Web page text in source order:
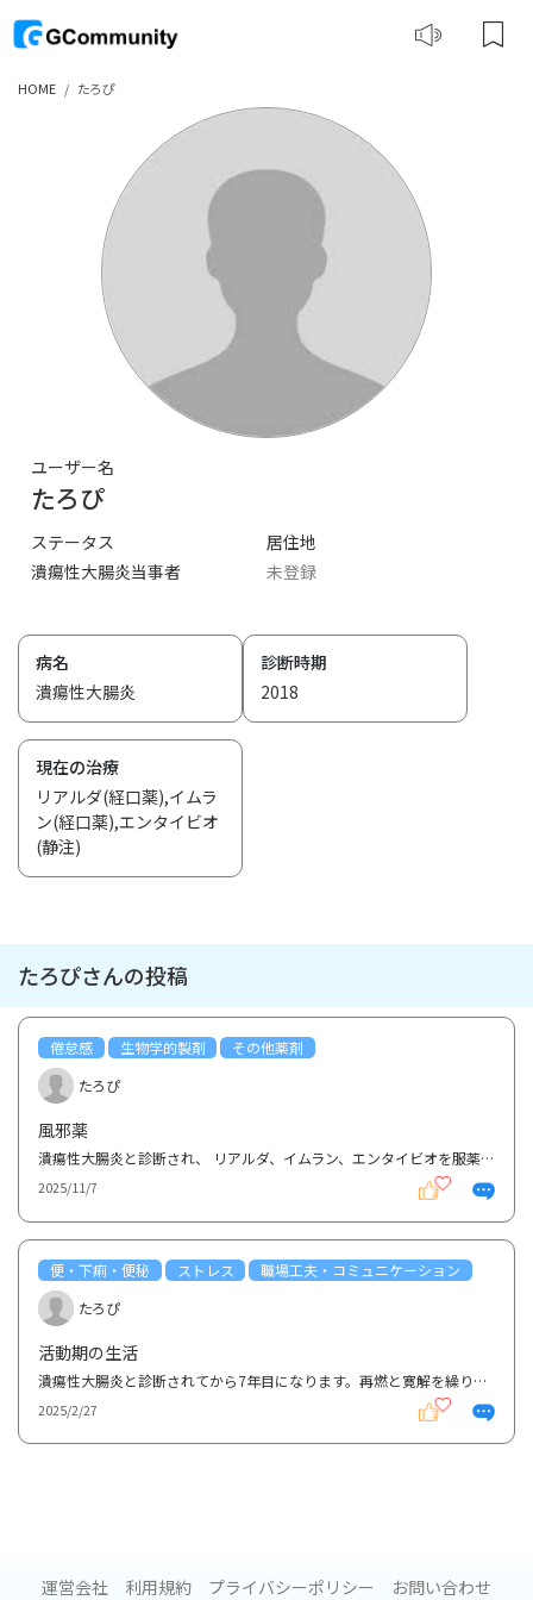
HOME たろぴ
ユーザー名
たろぴ
ステータス
潰瘍性大腸炎当事者
居住地
未登録
病名
潰瘍性大腸炎
診断時期
2018
現在の治療
リアルダ(経口薬),イムラ
ン(経口薬),エンタイビオ
(静注)
たろぴさんの投稿
倦怠感 生物学的製剤
その他薬剤
たろぴ
風邪薬
潰瘍性大腸炎と診断され、 リアルダ、イムラン、エンタイビオを服薬中です。 季節の変わり目と仕事の...
2025/11/7
便・下痢・便秘 ストレス
職場工夫・コミュニケーション
たろぴ
活動期の生活
潰瘍性大腸炎と診断されてから7年目になります。再燃と寛解を繰り返し、現在はリアルダ、イムラン、エン...
2025/2/27
運営会社 利用規約 プライバシーポリシー お問い合わせ